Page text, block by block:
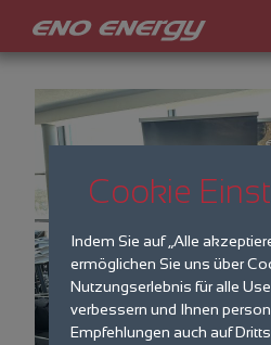
Cookie
Indem Sie auf „Alle
ermöglichen Sie uns über
Nutzungserlebnis für alle
verbessern und Ihnen
Empfehlungen auch auf